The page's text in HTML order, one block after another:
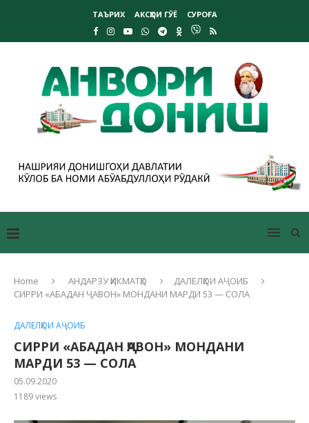
ТАЪРИХ АКСҲОИ ГӮЁ СУРОҒА
Home АНДАРЗУ ҲИКМАТҲО
ДАЛЕЛҲОИ АҶОИБ
СИРРИ «АБАДАН ҶАВОН» МОНДАНИ МАРДИ 53 — СОЛА
ДАЛЕЛҲОИ АҶОИБ
СИРРИ «АБАДАН ҶАВОН» МОНДАНИ
МАРДИ 53 — СОЛА
05.09.2020
1189views